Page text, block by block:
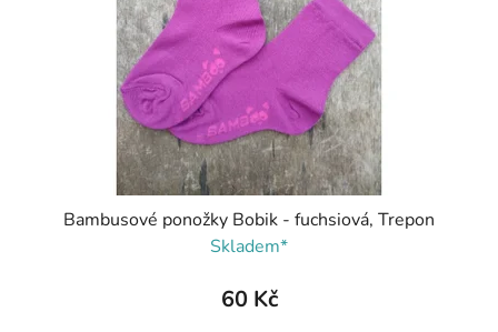
Bambusové ponožky Bobik - fuchsiová, Trepon
Skladem*
60 Kč